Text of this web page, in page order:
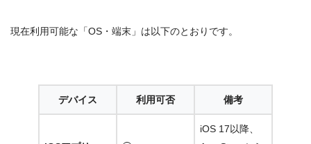
現在利用可能な「OS・端末」は以下のとおりです。
デバイス 利用可否 備考
iOS 17以降、